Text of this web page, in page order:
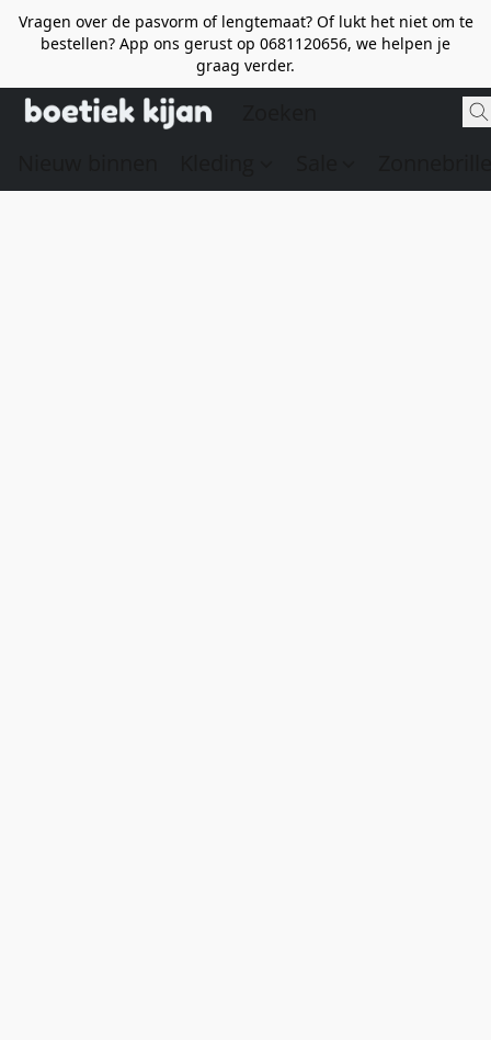
Vragen over de pasvorm of lengtemaat? Of lukt het niet om te
bestellen? App ons gerust op 0681120656, we helpen je
graag verder.